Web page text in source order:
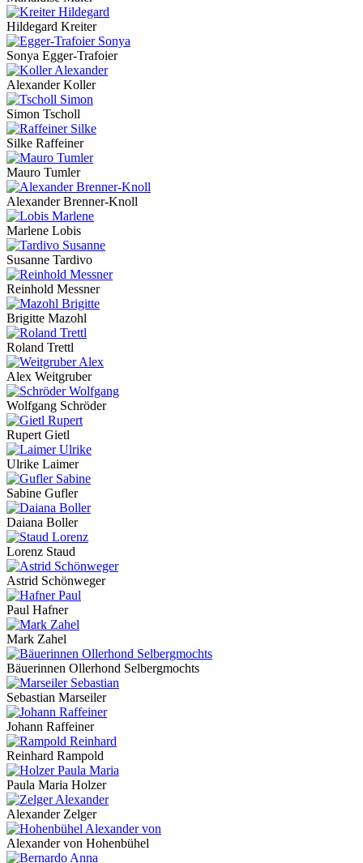
Hildegard Kreiter
Sonya Egger-Trafoier
Alexander Koller
Simon Tscholl
Silke Raffeiner
Mauro Tumler
Alexander Brenner-Knoll
Marlene Lobis
Susanne Tardivo
Reinhold Messner
Brigitte Mazohl
Roland Trettl
Alex Weitgruber
Wolfgang Schröder
Rupert Gietl
Ulrike Laimer
Sabine Gufler
Daiana Boller
Lorenz Staud
Astrid Schönweger
Paul Hafner
Mark Zahel
Bäuerinnen Ollerhond Selbergmochts
Sebastian Marseiler
Johann Raffeiner
Reinhard Rampold
Paula Maria Holzer
Alexander Zelger
Alexander von Hohenbühel